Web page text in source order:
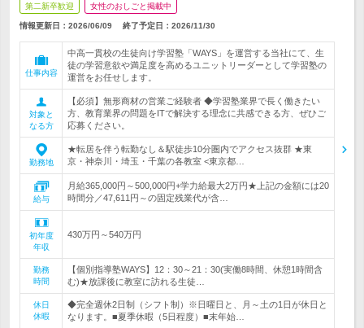
第二新卒歓迎 女性のおしごと掲載中
情報更新日：2026/06/09 終了予定日： 2026/11/30
仕事内容
中高一貫校の生徒向け学習塾「WAYS」を運営する当社にて、生
徒の学習意欲や満足度を高めるユニットリーダーとして学習塾の
運営をお任せします。
対象と
なる方
【必須】無形商材の営業ご経験者 ◆学習塾業界で長く働きたい
方、教育業界の問題をITで解決する理念に共感できる方、ぜひご
応募ください。
勤務地
★転居を伴う転勤なし＆駅徒歩10分圏内でアクセス抜群 ★東
京・神奈川・埼玉・千葉の各教室 <東京都…
給与
月給365,000円～500,000円+学力給最大2万円★上記の金額には20
時間分／47,611円～の固定残業代が含…
初年度
年収
430万円～540万円
勤務
時間
【個別指導塾WAYS】12：30～21：30(実働8時間、休憩1時間含
む)★放課後に教室に訪れる生徒…
休日
休暇
◆完全週休2日制（シフト制）※日曜日と、月～土の1日が休日と
なります。■夏季休暇（5日程度）■末年始…